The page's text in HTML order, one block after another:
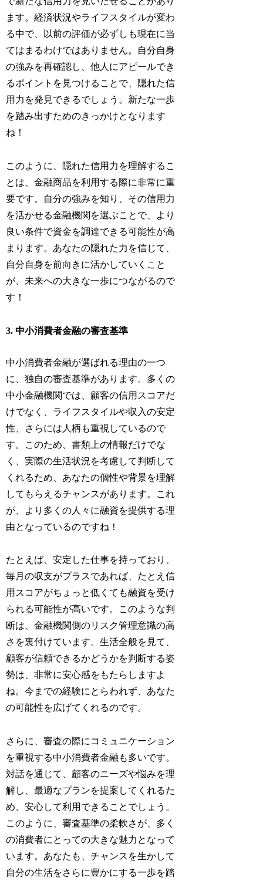
ます。経済状況やライフスタイルが変わ
る中で、以前の評価が必ずしも現在に当
てはまるわけではありません。自分自身
の強みを再確認し、他人にアピールでき
るポイントを見つけることで、隠れた信
用力を発見できるでしょう。新たな一歩
を踏み出すためのきっかけとなります
ね！
このように、隠れた信用力を理解するこ
とは、金融商品を利用する際に非常に重
要です。自分の強みを知り、その信用力
を活かせる金融機関を選ぶことで、より
良い条件で資金を調達できる可能性が高
まります。あなたの隠れた力を信じて、
自分自身を前向きに活かしていくこと
が、未来への大きな一歩につながるので
す！
3. 中小消費者金融の審査基準
中小消費者金融が選ばれる理由の一つ
に、独自の審査基準があります。多くの
中小金融機関では、顧客の信用スコアだ
けでなく、ライフスタイルや収入の安定
性、さらには人柄も重視しているので
す。このため、書類上の情報だけでな
く、実際の生活状況を考慮して判断して
くれるため、あなたの個性や背景を理解
してもらえるチャンスがあります。これ
が、より多くの人々に融資を提供する理
由となっているのですね！
たとえば、安定した仕事を持っており、
毎月の収支がプラスであれば、たとえ信
用スコアがちょっと低くても融資を受け
られる可能性が高いです。このような判
断は、金融機関側のリスク管理意識の高
さを裏付けています。生活全般を見て、
顧客が信頼できるかどうかを判断する姿
勢は、非常に安心感をもたらしますよ
ね。今までの経験にとらわれず、あなた
の可能性を広げてくれるのです。
さらに、審査の際にコミュニケーション
を重視する中小消費者金融も多いです。
対話を通じて、顧客のニーズや悩みを理
解し、最適なプランを提案してくれるた
め、安心して利用できることでしょう。
このように、審査基準の柔軟さが、多く
の消費者にとっての大きな魅力となって
います。あなたも、チャンスを生かして
自分の生活をさらに豊かにする一歩を踏